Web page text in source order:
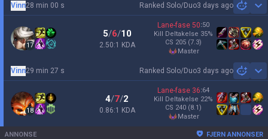
Ranked Solo/Duo3 days ago
Vinn28 min 00 s
17
5/6/10
2.50:1 KDA
Lane-fase 50:50
Kill Deltakelse 35%
CS 205 (7.3)
master
Ranked Solo/Duo3 days ago
Vinn29 min 27 s
18
4/7/2
0.86:1 KDA
Lane-fase 36:64
Kill Deltakelse 22%
CS 240 (8.1)
master
ANNONSE FJERN ANNONSER